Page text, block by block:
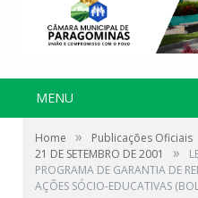
MENU
Home » Publicações Oficiais
21 DE SETEMBRO DE 2001
»
PROGRAMA DE GARANTIA DE
AÇÕES SÓCIO-EDUCATIVAS